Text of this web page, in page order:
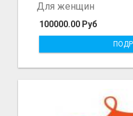
100000.00 Руб
Для женщин